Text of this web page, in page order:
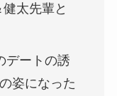
太先輩と
デートの誘
姿になった